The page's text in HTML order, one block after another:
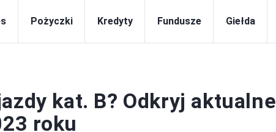
Pożyczki Kredyty Fundusze Giełda
kat. B? Odkryj aktualne
roku